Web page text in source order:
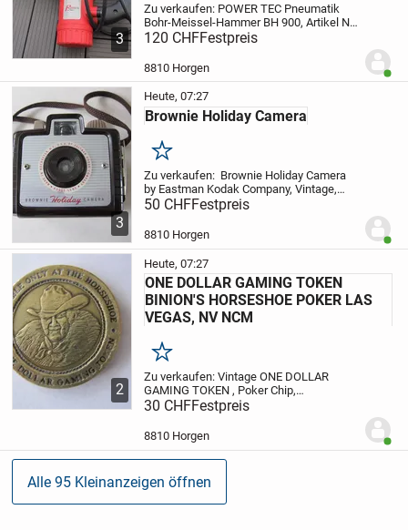
3
Zu verkaufen: POWER TEC Pneumatik
Bohr-Meissel-Hammer BH 900, Artikel No
52440, ideal für anspruchsvolle Arbeiten
in Beton, Stein und Mauerwerk.
Ausgestattet mit einem
vibrationsgedämpften Handgriff....
120 CHFFestpreis
8810 Horgen
3
Heute, 07:27
Brownie Holiday Camera
Merken
Zu verkaufen: Brownie Holiday Camera
by Eastman Kodak Company, Vintage,
Gehäuse aus Bakelit, Rollfilm, Made in
Rochester N.Y. USA.
Funktion nicht geprüft.
50 CHFFestpreis
8810 Horgen
2
Heute, 07:27
ONE DOLLAR GAMING TOKEN
BINION'S HORSESHOE POKER LAS
VEGAS, NV NCM
Merken
Zu verkaufen: Vintage ONE DOLLAR
GAMING TOKEN , Poker Chip,
ACCEPTABLE ONY AT THE HORSESHOE.
Zustand: gebraucht, jedoch in gutem
Zustand.
30 CHFFestpreis
8810 Horgen
Alle 95 Kleinanzeigen öffnen